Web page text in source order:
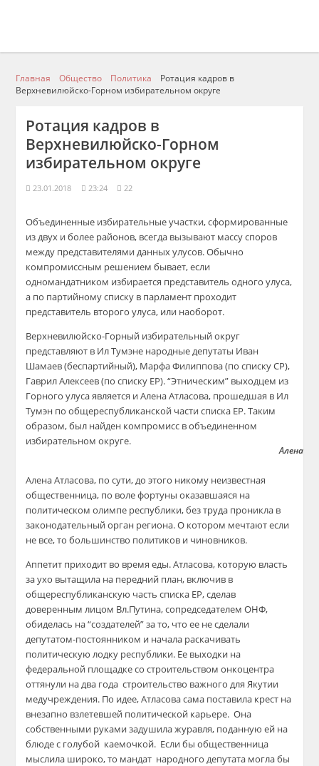
Главная Общество Политика
Ротация кадров в
Верхневилюйско-Горном избирательном округе
Ротация кадров в
Верхневилюйско-Горном
избирательном округе
23.01.2018 23:24 22
Объединенные избирательные участки, сформированные
из двух и более районов, всегда вызывают массу споров
между представителями данных улусов. Обычно
компромиссным решением бывает, если
одномандатником избирается представитель одного улуса,
а по партийному списку в парламент проходит
представитель второго улуса, или наоборот.
Верхневилюйско-Горный избирательный округ
представляют в Ил Тумэне народные депутаты Иван
Шамаев (беспартийный), Марфа Филиппова (по списку СР),
Гаврил Алексеев (по списку ЕР). “Этническим” выходцем из
Горного улуса является и Алена Атласова, прошедшая в Ил
Тумэн по общереспубликанской части списка ЕР. Таким
образом, был найден компромисс в объединенном
избирательном округе.
Алена
Алена Атласова, по сути, до этого никому неизвестная
общественница, по воле фортуны оказавшаяся на
политическом олимпе республики, без труда проникла в
законодательный орган региона. О котором мечтают если
не все, то большинство политиков и чиновников.
Аппетит приходит во время еды. Атласова, которую власть
за ухо вытащила на передний план, включив в
общереспубликанскую часть списка ЕР, сделав
доверенным лицом Вл.Путина, сопредседателем ОНФ,
обиделась на “создателей” за то, что ее не сделали
депутатом-постоянником и начала раскачивать
политическую лодку республики. Ее выходки на
федеральной площадке со строительством онкоцентра
оттянули на два года строительство важного для Якутии
медучреждения. По идее, Атласова сама поставила крест на
внезапно взлетевшей политической карьере. Она
собственными руками задушила журавля, поданную ей на
блюде с голубой каемочкой. Если бы общественница
мыслила широко, то мандат народного депутата могла бы